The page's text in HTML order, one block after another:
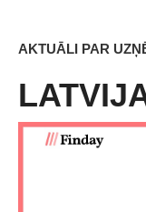
AKTUĀLI PAR